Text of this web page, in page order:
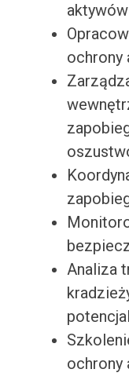
aktywów
ochrony
Analiza
ochrony